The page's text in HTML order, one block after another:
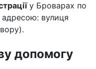
у Броварах по
вулиця
допомогу